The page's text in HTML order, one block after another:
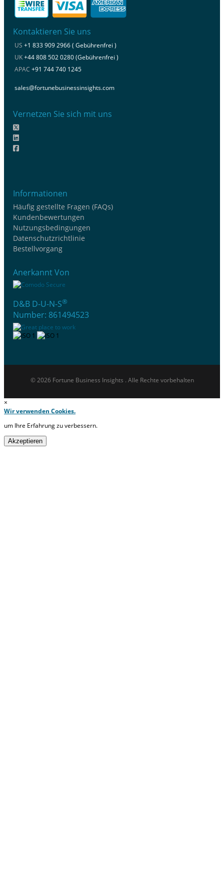
Kontaktieren Sie uns
US +1 833 909 2966 ( Gebührenfrei )
UK+44 808 502 0280 (Gebührenfrei )
APAC +91 744 740 1245
sales@fortunebusinessinsights.com
Vernetzen Sie sich mit uns
Informationen
Häufig gestellte Fragen (FAQs)
Kundenbewertungen
Nutzungsbedingungen
Datenschutzrichtlinie
Bestellvorgang
Anerkannt Von
D&B D-U-N-S®
Number: 861494523
© 2026 Fortune Business Insights . Alle Rechte vorbehalten
×
Wir verwenden Cookies.
um Ihre Erfahrung zu verbessern.
Akzeptieren